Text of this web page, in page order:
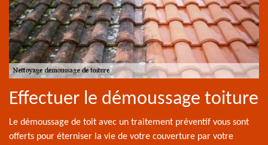
Effectuer le démoussage toiture
Le démoussage de toit avec un traitement préventif vous sont
offerts pour éterniser la vie de votre couverture par votre